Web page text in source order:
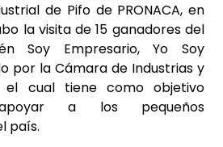
de Pifo de PRONACA, en
la visita de 15 ganadores del
Soy Empresario, Yo Soy
por la Cámara de Industrias y
el cual tiene como objetivo
a los pequeños
país.